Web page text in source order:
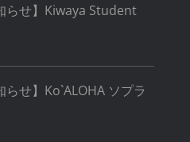
らせ】Kiwaya Student
らせ】Ko`ALOHA ソプラ